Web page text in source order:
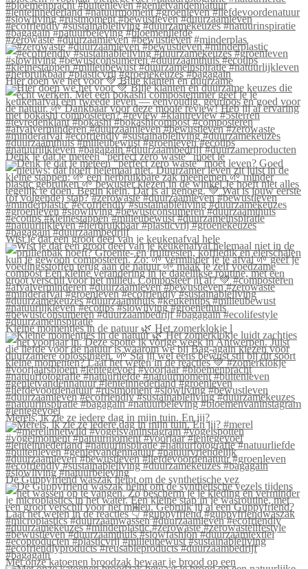
#zerowaste #duurzaamleven #bewustleven #minderplas
Hier doen we het voor 💚 Blije klanten én duurzame
Denk je dat je meteen “perfect zero waste” moet le
Wist je dat een groot deel van je keukenafval hele
Kleine momentjes in de natuur 🌿 Het zomerklokje l
Merels, ik zie ze iedere dag in mijn tuin. En jij?
De Guppyfriend waszak helpt om de synthetische vez
Met onze katoenen broodzak bewaar je brood op een